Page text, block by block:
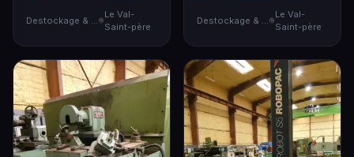
Le Val-
Saint-père
Le Val-
Saint-père